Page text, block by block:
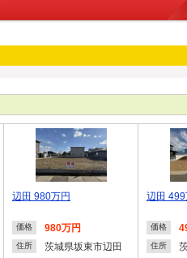
辺田 980万円
価格 980万円
住所 茨城県坂東市辺田
辺田
価格
住所